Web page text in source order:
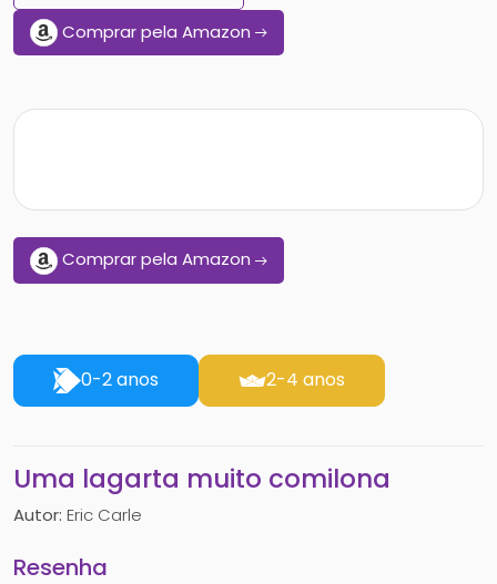
Comprar pela Amazon
Comprar pela Amazon
0-2 anos 2-4 anos
Uma lagarta muito comilona
Autor: Eric Carle
Resenha